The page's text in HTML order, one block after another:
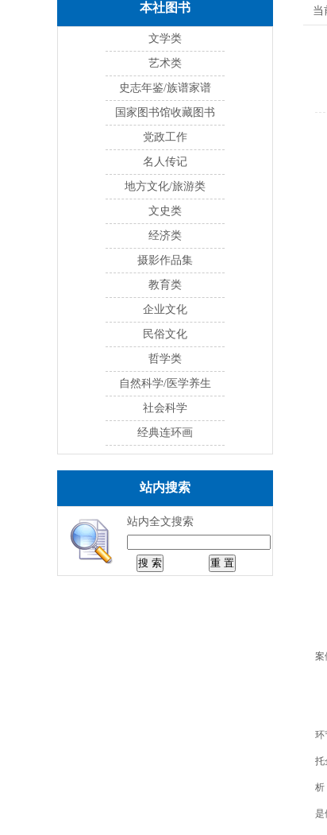
本社图书
文学类
艺术类
史志年鉴/族谱家谱
国家图书馆收藏图书
党政工作
名人传记
地方文化/旅游类
文史类
经济类
摄影作品集
教育类
企业文化
民俗文化
哲学类
自然科学/医学养生
社会科学
经典连环画
站内搜索
站内全文搜索
当
案
环
托
析
是